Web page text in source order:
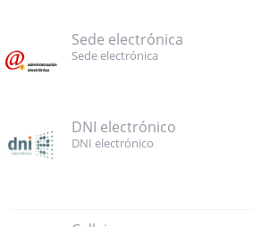
Sede electrónica
Sede electrónica
DNI electrónico
DNI electrónico